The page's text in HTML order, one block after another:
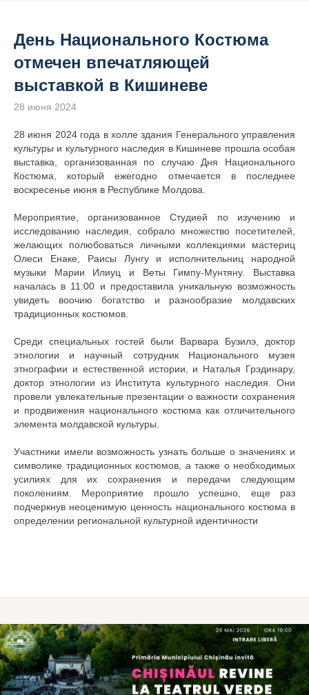
День Национального Костюма
отмечен впечатляющей
выставкой в Кишиневе
28 июня 2024
28 июня 2024 года в холле здания Генерального управления
культуры и культурного наследия в Кишиневе прошла особая
выставка, организованная по случаю Дня Национального
Костюма, который ежегодно отмечается в последнее
воскресенье июня в Республике Молдова.
Мероприятие, организованное Студией по изучению и
исследованию наследия, собрало множество посетителей,
желающих полюбоваться личными коллекциями мастериц
Олеси Енаке, Раисы Лунгу и исполнительниц народной
музыки Марии Илиуц и Веты Гимпу-Мунтяну. Выставка
началась в 11:00 и предоставила уникальную возможность
увидеть воочию богатство и разнообразие молдавских
традиционных костюмов.
Среди специальных гостей были Варвара Бузилэ, доктор
этнологии и научный сотрудник Национального музея
этнографии и естественной истории, и Наталья Грэдинару,
доктор этнологии из Института культурного наследия. Они
провели увлекательные презентации о важности сохранения
и продвижения национального костюма как отличительного
элемента молдавской культуры.
Участники имели возможность узнать больше о значениях и
символике традиционных костюмов, а также о необходимых
усилиях для их сохранения и передачи следующим
поколениям. Мероприятие прошло успешно, еще раз
подчеркнув неоценимую ценность национального костюма в
определении региональной культурной идентичности